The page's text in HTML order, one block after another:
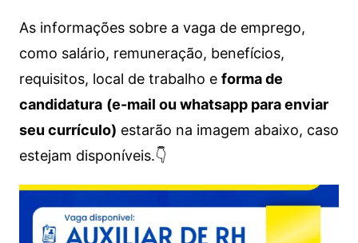
As informações sobre a vaga de emprego,
como salário, remuneração, benefícios,
requisitos, local de trabalho e forma de
candidatura (e-mail ou whatsapp para enviar
seu currículo) estarão na imagem abaixo, caso
estejam disponíveis.👇